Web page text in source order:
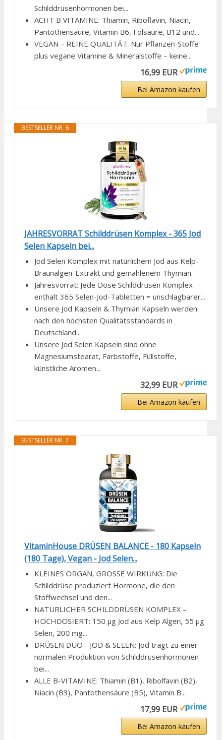
Schilddrüsenhormonen bei...
ACHT B VITAMINE: Thiamin, Riboflavin, Niacin,
Pantothensäure, Vitamin B6, Folsäure, B12 und...
VEGAN – REINE QUALITÄT: Nur Pflanzen-Stoffe
plus vegane Vitamine & Mineralstoffe – keine...
16,99 EUR
Bei Amazon kaufen
BESTSELLER NR. 6
JAHRESVORRAT Schilddrüsen Komplex - 365 Jod
Selen Kapseln bei...
Jod Selen Komplex mit natürlichem Jod aus Kelp-
Braunalgen-Extrakt und gemahlenem Thymian
Jahresvorrat: Jede Dose Schilddrüsen Komplex
enthält 365 Selen-Jod-Tabletten = unschlagbarer...
Unsere Jod Kapseln & Thymian Kapseln werden
nach den höchsten Qualitätsstandards in
Deutschland...
Unsere Jod Selen Kapseln sind ohne
Magnesiumstearat, Farbstoffe, Füllstoffe,
künstliche Aromen...
32,99 EUR
Bei Amazon kaufen
BESTSELLER NR. 7
VitaminHouse DRÜSEN BALANCE - 180 Kapseln
(180 Tage), Vegan - Jod Selen...
KLEINES ORGAN, GROSSE WIRKUNG: Die
Schilddrüse produziert Hormone, die den
Stoffwechsel und den...
NATÜRLICHER SCHILDDRÜSEN KOMPLEX –
HOCHDOSIERT: 150 µg Jod aus Kelp Algen, 55 µg
Selen, 200 mg...
DRÜSEN DUO - JOD & SELEN: Jod trägt zu einer
normalen Produktion von Schilddrüsenhormonen
bei...
ALLE B-VITAMINE: Thiamin (B1), Ribolfavin (B2),
Niacin (B3), Pantothensäure (B5), Vitamin B...
17,99 EUR
Bei Amazon kaufen